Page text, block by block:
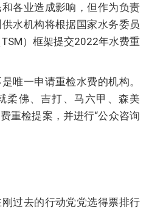
各业造成影响，但作为负责
水机构将根据国家水务委员
）框架提交2022年水费重
唯一申请重检水费的机构。
柔佛、吉打、马六甲、森美
重检提案，并进行“公众咨询
过去的行动党党选得票排行